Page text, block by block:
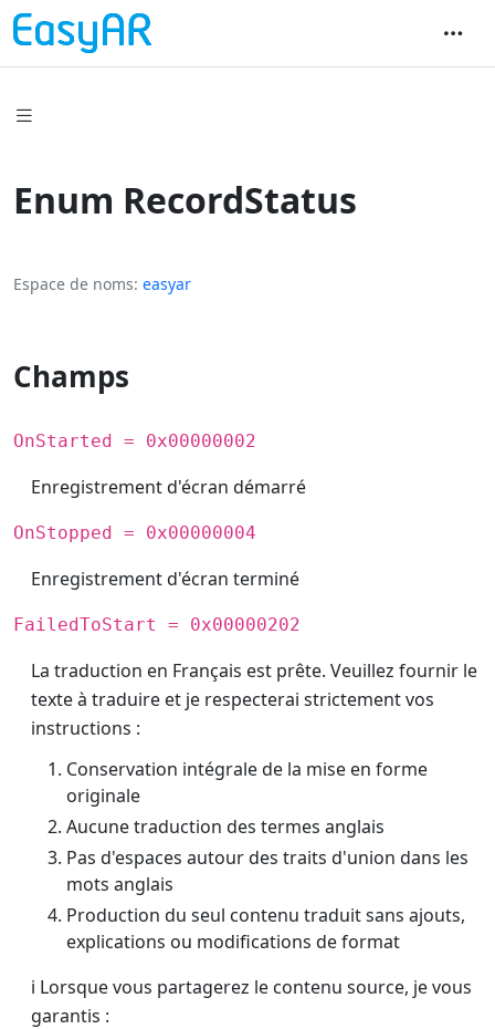
Enum RecordStatus
Espace de noms easyar
Champs
OnStarted = 0x00000002
Enregistrement d'écran démarré
OnStopped = 0x00000004
Enregistrement d'écran terminé
FailedToStart = 0x00000202
La traduction en Français est prête. Veuillez fournir le
texte à traduire et je respecterai strictement vos
instructions :
Conservation intégrale de la mise en forme
originale
Aucune traduction des termes anglais
Pas d'espaces autour des traits d'union dans les
mots anglais
Production du seul contenu traduit sans ajouts,
explications ou modifications de format
ℹ️ Lorsque vous partagerez le contenu source, je vous
garantis :